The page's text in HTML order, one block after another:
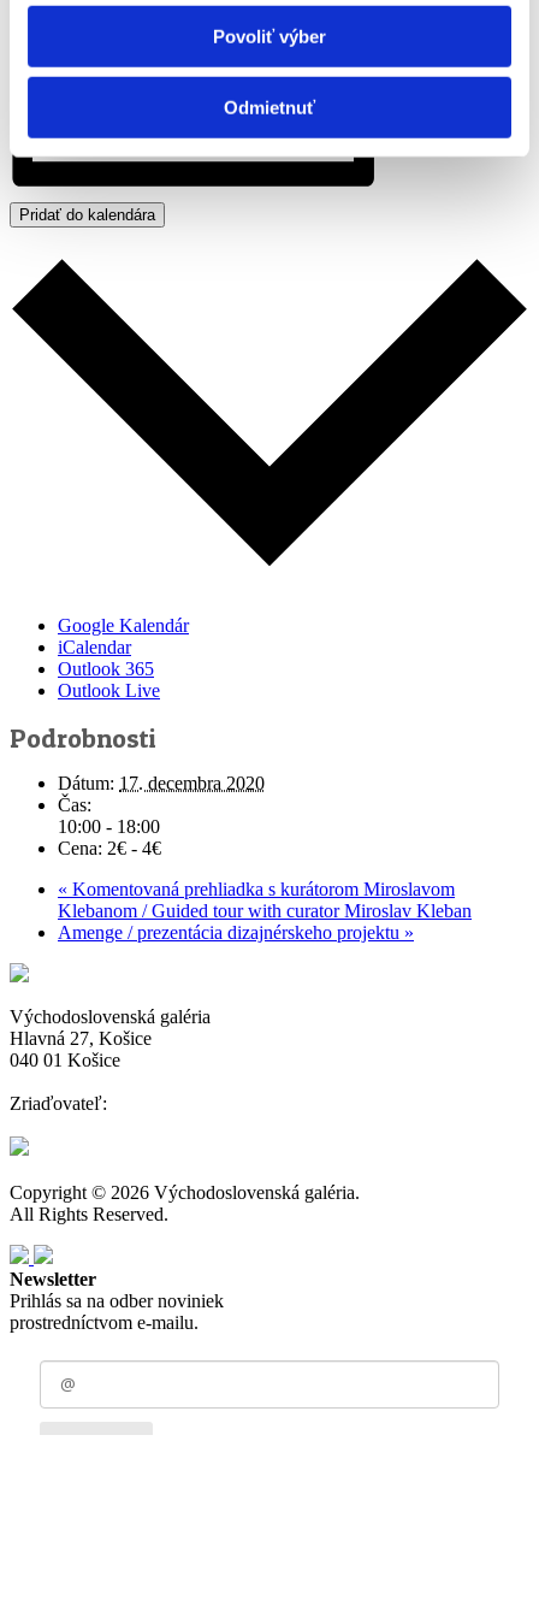
Povoliť výber
Odmietnuť
Pridať do kalendára
Google Kalendár
iCalendar
Outlook 365
Outlook Live
Podrobnosti
Dátum: 17. decembra 2020
Čas:
10:00 - 18:00
Cena: 2€ - 4€
« Komentovaná prehliadka s kurátorom Miroslavom
Klebanom / Guided tour with curator Miroslav Kleban
Amenge / prezentácia dizajnérskeho projektu »
Východoslovenská galéria
Hlavná 27, Košice
040 01 Košice
Zriaďovateľ:
Copyright © 2026 Východoslovenská galéria.
All Rights Reserved.
Newsletter
Prihlás sa na odber noviniek
prostredníctvom e-mailu.